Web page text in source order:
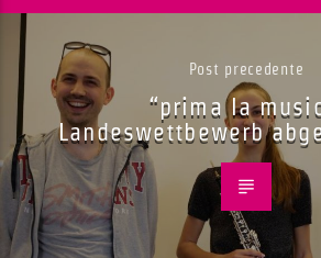
Post precedente
“prima la
Landeswettbewerb